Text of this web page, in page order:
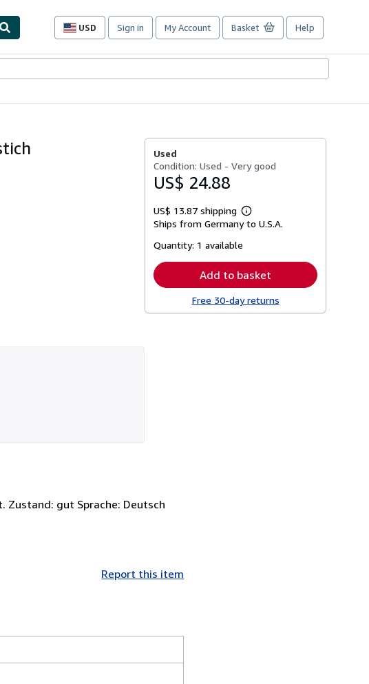
USD
Site
preferences
Sign in My Account Basket Help
Used
Condition: Used - Very good
US$ 24.88
US$ 13.87 shipping
Learn
more
Ships from Germany to U.S.A.
Quantity: 1 available
Add to basket
Free 30-day returns
Zustand: gut Sprache: Deutsch
Report this item